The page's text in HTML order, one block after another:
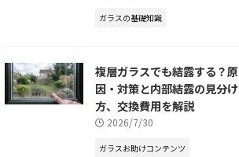
ガラスの基礎知識
複層ガラスでも結露する？原
因・対策と内部結露の見分け
方、交換費用を解説
2026/7/30
ガラスお助けコンテンツ